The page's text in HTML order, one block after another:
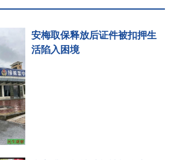
安梅取保释放后证件被扣押生
活陷入困境